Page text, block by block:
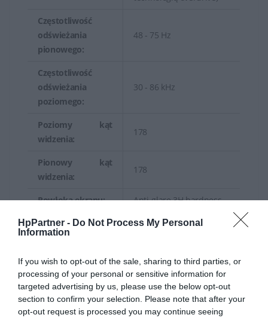
HpPartner - Do Not Process My Personal
Information
If you wish to opt-out of the sale, sharing to third parties, or
processing of your personal or sensitive information for
targeted advertising by us, please use the below opt-out
section to confirm your selection. Please note that after your
opt-out request is processed you may continue seeing
Częstotliwość
odświeżania
pionowego:
48 - 75 Hz
Częstotliwość
odświeżania
poziomego:
30 - 86 kHz
Poziomy kąt
widzenia:
178
Pionowy kąt
widzenia:
178
Powłoka ekranu: Anti-glare 3H hardness
Technologia
podświetlenia:
Podświetlenie LED
Temperatura
koloru:
6500K
Chiński (tradycyjny),
chiński (uproszczony),